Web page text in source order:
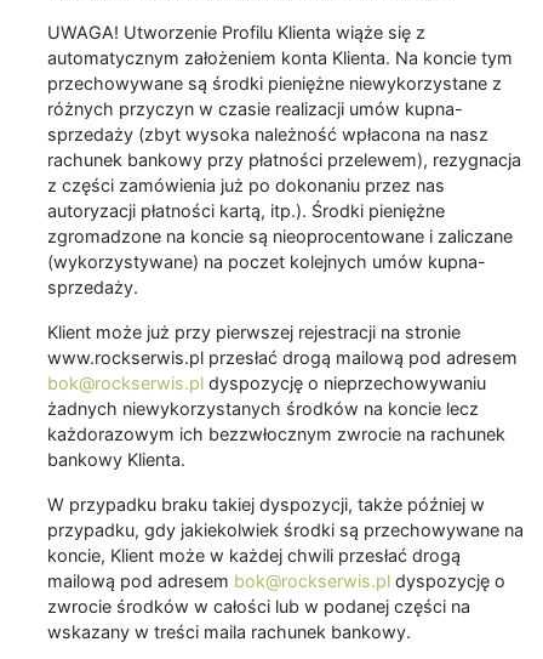
UWAGA! Utworzenie Profilu Klienta wiąże się z
automatycznym założeniem konta Klienta. Na koncie tym
przechowywane są środki pieniężne niewykorzystane z
różnych przyczyn w czasie realizacji umów kupna-
sprzedaży (zbyt wysoka należność wpłacona na nasz
rachunek bankowy przy płatności przelewem), rezygnacja
z części zamówienia już po dokonaniu przez nas
autoryzacji płatności kartą, itp.). Środki pieniężne
zgromadzone na koncie są nieoprocentowane i zaliczane
(wykorzystywane) na poczet kolejnych umów kupna-
sprzedaży.
Klient może już przy pierwszej rejestracji na stronie
www.rockserwis.pl przesłać drogą mailową pod adresem
bok@rockserwis.pl dyspozycję o nieprzechowywaniu
żadnych niewykorzystanych środków na koncie lecz
każdorazowym ich bezzwłocznym zwrocie na rachunek
bankowy Klienta.
W przypadku braku takiej dyspozycji, także później w
przypadku, gdy jakiekolwiek środki są przechowywane na
koncie, Klient może w każdej chwili przesłać drogą
mailową pod adresem bok@rockserwis.pl dyspozycję o
zwrocie środków w całości lub w podanej części na
wskazany w treści maila rachunek bankowy.